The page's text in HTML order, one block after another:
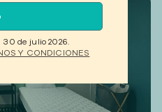
30 de julio 2026.
Y CONDICIONES